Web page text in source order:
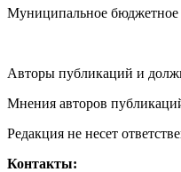
Муниципальное бюджетное
Авторы публикаций и
Мнения авторов
Редакция не несет
Контакты: